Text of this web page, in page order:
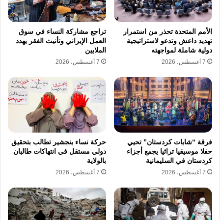
استغلال المواطنين في النزاعات.
تتوقف الدراسة عند دور عبد الولي عبده حسن
الجابري كشخصية محورية في هذه العمليات
الاستقطابية. وأشارت إلى أن مكتب مراقبة
الأصول الأجنبية التابع لوزارة الخزانة الأمريكية
فرض في 5 مارس/آذار 2025 عقوبات مشددة على
الجابري وشبكته. وأكدت التقارير الاستقصائية
والوثائق الرسمية أن أنشطة هذه الشبكة ارتبطت
بنقل وتجنيد يمنيين للعمل ضمن المنظومة
العسكرية الروسية معتبرة أن هذه العمليات وفرت
مصدراً مالياً لجماعة الحوثيين.
الأمم المتحدة تحذر من استمرار
تهديد داعش وتدعو لاستراتيجية
دولية شاملة لمواجهته
7 أغسطس، 2026
تراجع مشاركة النساء في سوق
العمل الإيراني وتأنيث الفقر يهدد
الملايين
7 أغسطس، 2026
فرقة “شابات كردستان” تحيي
حفلا موسيقيا تراثيا يجمع أجزاء
كردستان في السليمانية
7 أغسطس، 2026
حركة نساء بنجشير تطالب بتحقيق
دولي مستقل في انتهاكات طالبان
بالولاية
7 أغسطس، 2026